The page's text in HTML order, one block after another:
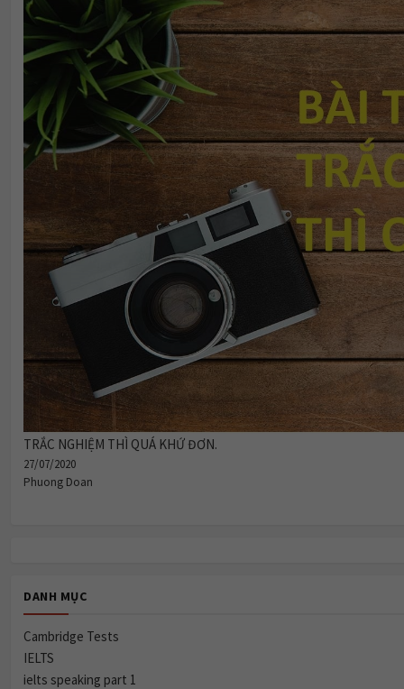
TRẮC NGHIỆM THÌ QUÁ KHỨ ĐƠN.
27/07/2020
Phuong Doan
DANH MỤC
Cambridge Tests
IELTS
ielts speaking part 1